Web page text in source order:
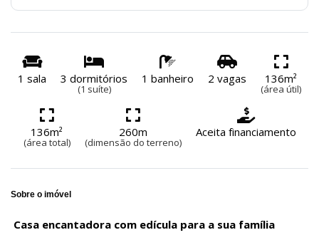
1 sala 3 dormitórios
(1 suíte)
1 banheiro 2 vagas 136m²
(área útil)
136m²
(área total)
260m
(dimensão do terreno)
Aceita financiamento
Sobre o imóvel
Casa encantadora com edícula para a sua família